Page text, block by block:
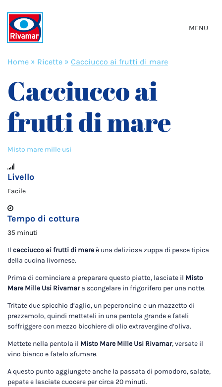
MENU
Home » Ricette » Cacciucco ai frutti di mare
Cacciucco ai
frutti di mare
Misto mare mille usi
Livello
Facile
Tempo di cottura
35 minuti
Il cacciucco ai frutti di mareè una deliziosa zuppa di pesce tipica
della cucina livornese.
Prima di cominciare a preparare questo piatto, lasciate il Misto
Mare Mille Usi Rivamara scongelare in frigorifero per una notte.
Tritate due spicchio d’aglio, un peperoncino e un mazzetto di
prezzemolo, quindi metteteli in una pentola grande e fateli
soffriggere con mezzo bicchiere di olio extravergine d’oliva.
Mettete nella pentola il Misto Mare Mille Usi Rivamar, versate il
vino bianco e fatelo sfumare.
A questo punto aggiungete anche la passata di pomodoro, salate,
pepate e lasciate cuocere per circa 20 minuti.